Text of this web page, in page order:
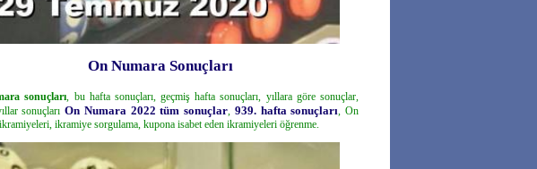
On Numara Sonuçları
sonuçları, bu hafta sonuçları, geçmiş hafta sonuçları, yıllara göre sonuçlar,
sonuçlarıOn Numara 2022 tüm sonuçlar, 939. hafta sonuçları, On
ikramiye sorgulama, kupona isabet eden ikramiyeleri öğrenme.